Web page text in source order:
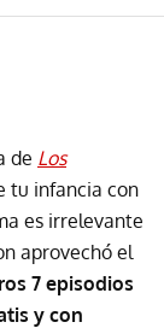
de Los
tu infancia con
es irrelevante
aprovechó el
7 episodios
y con